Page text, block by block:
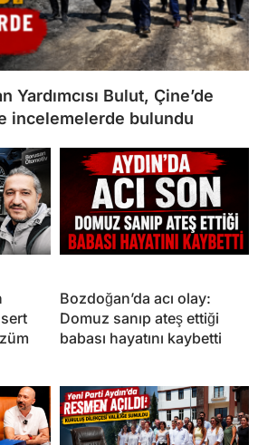
Yardımcısı Bulut, Çine’de
incelemelerde bulundu
Bozdoğan’da acı olay:
Domuz sanıp ateş ettiği
babası hayatını kaybetti